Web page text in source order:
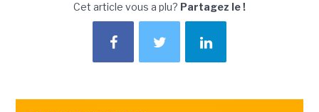
Cet article vous a plu? Partagez le !